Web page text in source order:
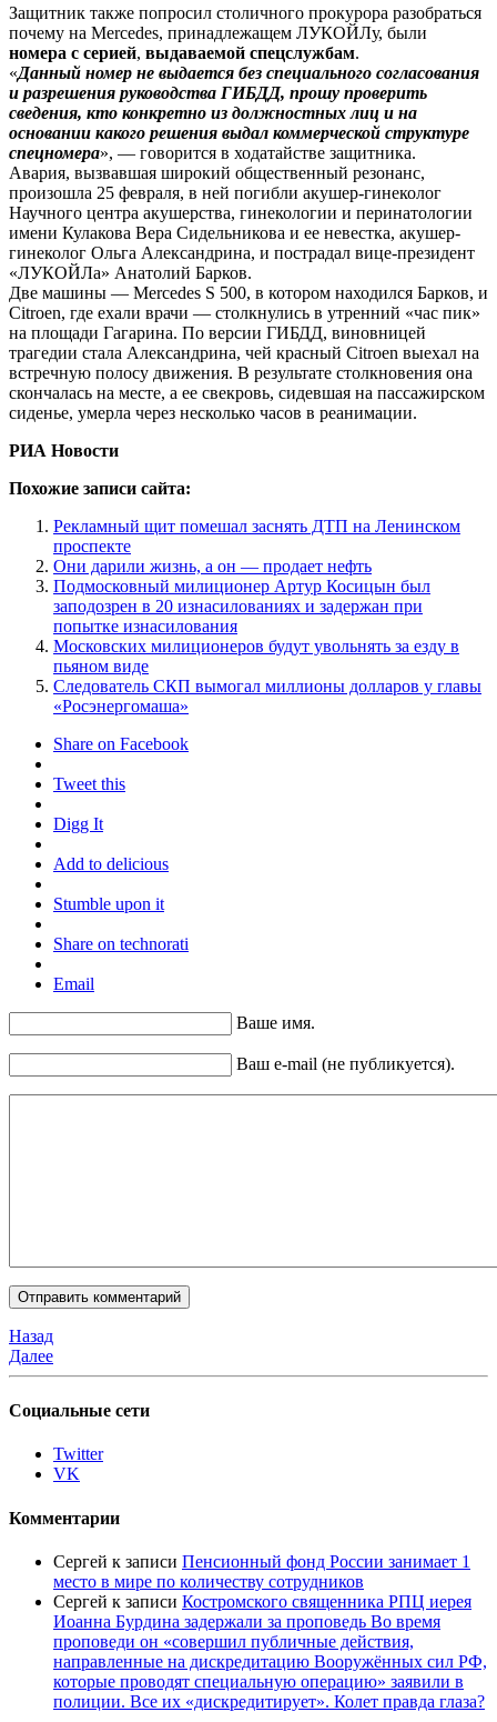
Защитник также попросил столичного прокурора разобраться
почему на Mercedes, принадлежащем ЛУКОЙЛу, были
номера с серией, выдаваемой спецслужбам.
«Данный номер не выдается без специального согласования
и разрешения руководства ГИБДД, прошу проверить
сведения, кто конкретно из должностных лиц и на
основании какого решения выдал коммерческой структуре
спецномера», — говорится в ходатайстве защитника.
Авария, вызвавшая широкий общественный резонанс,
произошла 25 февраля, в ней погибли акушер-гинеколог
Научного центра акушерства, гинекологии и перинатологии
имени Кулакова Вера Сидельникова и ее невестка, акушер-
гинеколог Ольга Александрина, и пострадал вице-президент
«ЛУКОЙЛа» Анатолий Барков.
Две машины — Мercedes S 500, в котором находился Барков, и
Citroen, где ехали врачи — столкнулись в утренний «час пик»
на площади Гагарина. По версии ГИБДД, виновницей
трагедии стала Александрина, чей красный Citroen выехал на
встречную полосу движения. В результате столкновения она
скончалась на месте, а ее свекровь, сидевшая на пассажирском
сиденье, умерла через несколько часов в реанимации.
РИА Новости
Похожие записи сайта:
Рекламный щит помешал заснять ДТП на Ленинском
проспекте
Они дарили жизнь, а он — продает нефть
Подмосковный милиционер Артур Косицын был
заподозрен в 20 изнасилованиях и задержан при
попытке изнасилования
Московских милиционеров будут увольнять за езду в
пьяном виде
Следователь СКП вымогал миллионы долларов у главы
«Росэнергомаша»
Share on Facebook
Tweet this
Digg It
Add to delicious
Stumble upon it
Share on technorati
Email
Ваше имя.
Ваш e-mail (не публикуется).
Назад
Далее
Социальные сети
Twitter
VK
Комментарии
Сергей к записи Пенсионный фонд России занимает 1
место в мире по количеству сотрудников
Сергей к записи Костромского священника РПЦ иерея
Иоанна Бурдина задержали за проповедь Во время
проповеди он «совершил публичные действия,
направленные на дискредитацию Вооружённых сил РФ,
которые проводят специальную операцию» заявили в
полиции. Все их «дискредитирует». Колет правда глаза?